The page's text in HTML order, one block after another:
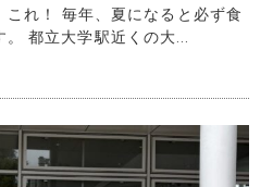
これ！ 毎年、夏になると必ず食
都立大学駅近くの大...